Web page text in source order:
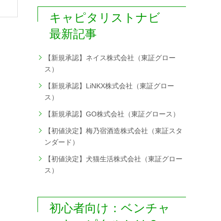
キャピタリストナビ
最新記事
【新規承認】ネイス株式会社（東証グロー
ス）
【新規承認】LiNKX株式会社（東証グロー
ス）
【新規承認】GO株式会社（東証グロース）
【初値決定】梅乃宿酒造株式会社（東証スタ
ンダード）
【初値決定】犬猫生活株式会社（東証グロー
ス）
初心者向け：ベンチャ